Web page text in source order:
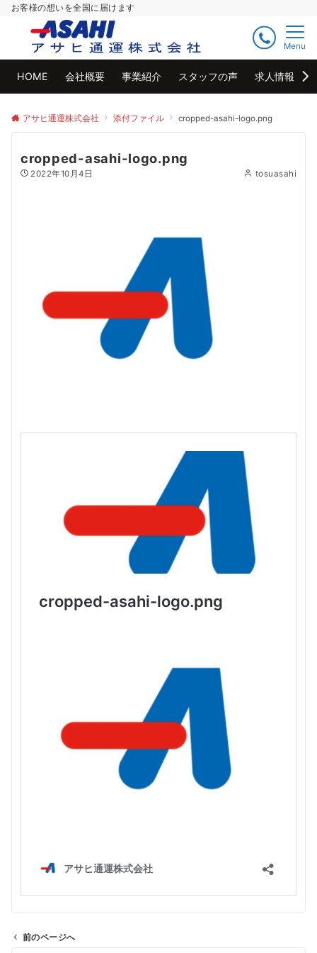
お客様の想いを全国に届けます
Menu
HOME 会社概要 事業紹介 スタッフの声 求人情報
アサヒ通運株式会社 添付ファイル cropped-asahi-logo.png
cropped-asahi-logo.png
2022年10月4日 tosuasahi
前のページへ